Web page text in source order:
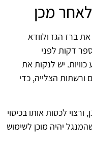
מכן
ברז הגז ולוודא
דקות לפני
יש לנקות את
ורשתות הצלייה, כדי
לכסות אותו בכיסוי
יהיה מוכן לשימוש